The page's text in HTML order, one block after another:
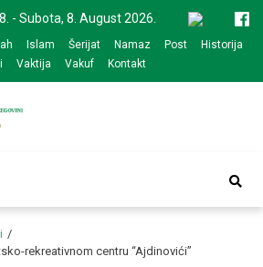
- Subota, 8. August 2026.
Islam Šerijat Namaz Post
Historija
Vaktija Vakuf Kontakt
Bijeljina
rekreativnom centru “Ajdinovići”